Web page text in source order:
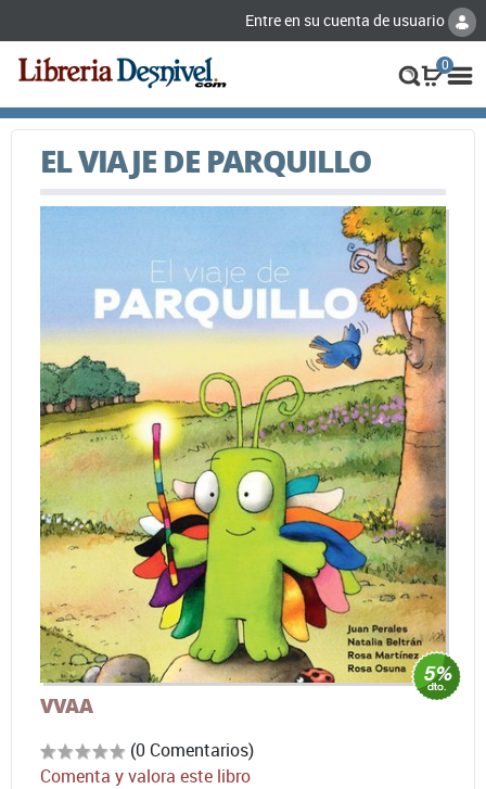
Entre en su cuenta de usuario
0
EL VIAJE DE PARQUILLO
VVAA
(0 Comentarios)
Comenta y valora este libro